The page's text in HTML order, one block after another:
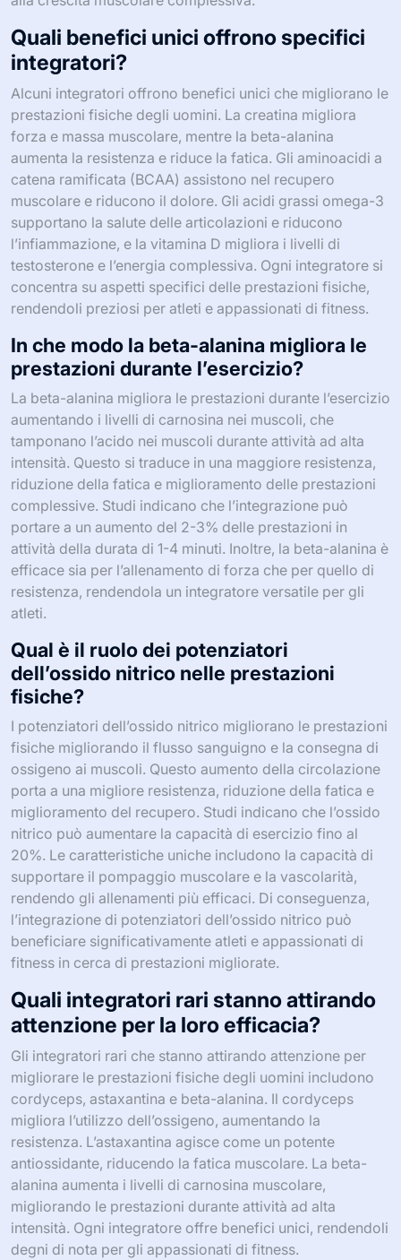
Quali benefici unici offrono specifici
integratori?
Alcuni integratori offrono benefici unici che migliorano le
prestazioni fisiche degli uomini. La creatina migliora
forza e massa muscolare, mentre la beta-alanina
aumenta la resistenza e riduce la fatica. Gli aminoacidi a
catena ramificata (BCAA) assistono nel recupero
muscolare e riducono il dolore. Gli acidi grassi omega-3
supportano la salute delle articolazioni e riducono
l’infiammazione, e la vitamina D migliora i livelli di
testosterone e l’energia complessiva. Ogni integratore si
concentra su aspetti specifici delle prestazioni fisiche,
rendendoli preziosi per atleti e appassionati di fitness.
In che modo la beta-alanina migliora le
prestazioni durante l’esercizio?
La beta-alanina migliora le prestazioni durante l’esercizio
aumentando i livelli di carnosina nei muscoli, che
tamponano l’acido nei muscoli durante attività ad alta
intensità. Questo si traduce in una maggiore resistenza,
riduzione della fatica e miglioramento delle prestazioni
complessive. Studi indicano che l’integrazione può
portare a un aumento del 2-3% delle prestazioni in
attività della durata di 1-4 minuti. Inoltre, la beta-alanina è
efficace sia per l’allenamento di forza che per quello di
resistenza, rendendola un integratore versatile per gli
atleti.
Qual è il ruolo dei potenziatori
dell’ossido nitrico nelle prestazioni
fisiche?
I potenziatori dell’ossido nitrico migliorano le prestazioni
fisiche migliorando il flusso sanguigno e la consegna di
ossigeno ai muscoli. Questo aumento della circolazione
porta a una migliore resistenza, riduzione della fatica e
miglioramento del recupero. Studi indicano che l’ossido
nitrico può aumentare la capacità di esercizio fino al
20%. Le caratteristiche uniche includono la capacità di
supportare il pompaggio muscolare e la vascolarità,
rendendo gli allenamenti più efficaci. Di conseguenza,
l’integrazione di potenziatori dell’ossido nitrico può
beneficiare significativamente atleti e appassionati di
fitness in cerca di prestazioni migliorate.
Quali integratori rari stanno attirando
attenzione per la loro efficacia?
Gli integratori rari che stanno attirando attenzione per
migliorare le prestazioni fisiche degli uomini includono
cordyceps, astaxantina e beta-alanina. Il cordyceps
migliora l’utilizzo dell’ossigeno, aumentando la
resistenza. L’astaxantina agisce come un potente
antiossidante, riducendo la fatica muscolare. La beta-
alanina aumenta i livelli di carnosina muscolare,
migliorando le prestazioni durante attività ad alta
intensità. Ogni integratore offre benefici unici, rendendoli
degni di nota per gli appassionati di fitness.